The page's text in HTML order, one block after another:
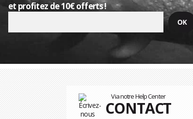
et profitez de 10€ offerts !
Via notre Help Center
CONTACT